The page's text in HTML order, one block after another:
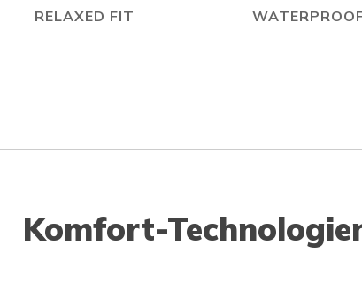
RELAXED FIT
Komfort-